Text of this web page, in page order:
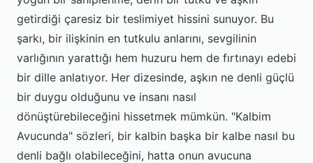
getirdiği çaresiz bir teslimiyet hissini sunuyor. Bu
şarkı, bir ilişkinin en tutkulu anlarını, sevgilinin
varlığının yarattığı hem huzuru hem de fırtınayı edebi
bir dille anlatıyor. Her dizesinde, aşkın ne denli güçlü
bir duygu olduğunu ve insanı nasıl
dönüştürebileceğini hissetmek mümkün. "Kalbim
Avucunda" sözleri, bir kalbin başka bir kalbe nasıl bu
denli bağlı olabileceğini, hatta onun avucuna